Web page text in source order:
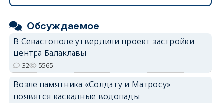
Обсуждаемое
В Севастополе утвердили проект застройки
центра Балаклавы
32 5565
Возле памятника «Солдату и Матросу»
появятся каскадные водопады